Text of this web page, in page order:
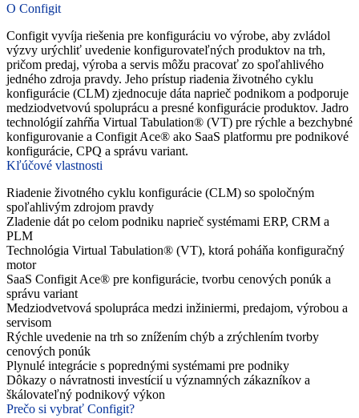
O Configit
Configit vyvíja riešenia pre konfiguráciu vo výrobe, aby zvládol
výzvy urýchliť uvedenie konfigurovateľných produktov na trh,
pričom predaj, výroba a servis môžu pracovať zo spoľahlivého
jedného zdroja pravdy. Jeho prístup riadenia životného cyklu
konfigurácie (CLM) zjednocuje dáta naprieč podnikom a podporuje
medziodvetvovú spoluprácu a presné konfigurácie produktov. Jadro
technológií zahŕňa Virtual Tabulation® (VT) pre rýchle a bezchybné
konfigurovanie a Configit Ace® ako SaaS platformu pre podnikové
konfigurácie, CPQ a správu variant.
Kľúčové vlastnosti
Riadenie životného cyklu konfigurácie (CLM) so spoločným
spoľahlivým zdrojom pravdy
Zladenie dát po celom podniku naprieč systémami ERP, CRM a
PLM
Technológia Virtual Tabulation® (VT), ktorá poháňa konfiguračný
motor
SaaS Configit Ace® pre konfigurácie, tvorbu cenových ponúk a
správu variant
Medziodvetvová spolupráca medzi inžiniermi, predajom, výrobou a
servisom
Rýchle uvedenie na trh so znížením chýb a zrýchlením tvorby
cenových ponúk
Plynulé integrácie s poprednými systémami pre podniky
Dôkazy o návratnosti investícií u významných zákazníkov a
škálovateľný podnikový výkon
Prečo si vybrať Configit?